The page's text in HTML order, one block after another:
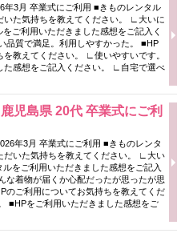
月 卒業式にご利用 ■きものレンタル
いた気持ちを教えてください。 ∟大いに
ご利用いただきました感想をご記入く
品質で満足。利用しやすかった。 ■HP
教えてください。 ∟使いやすいです。
た感想をご記入ください。 ∟自宅で選べ
児島県 20代 卒業式にご利
3月 卒業式にご利用 ■きものレンタ
だいた気持ちを教えてください。 ∟大い
をご利用いただきました感想をご記入
な着物が届くか心配だったが思ったが思
のご利用についてお気持ちを教えてくだ
■HPをご利用いただきました感想をご